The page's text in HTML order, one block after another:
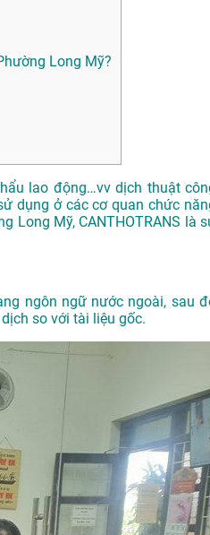
Long Mỹ?
lao động…vv dịch thuật
dụng ở các cơ quan chức
Long Mỹ, CANTHOTRANS là
ngôn ngữ nước ngoài, sau
so với tài liệu gốc.